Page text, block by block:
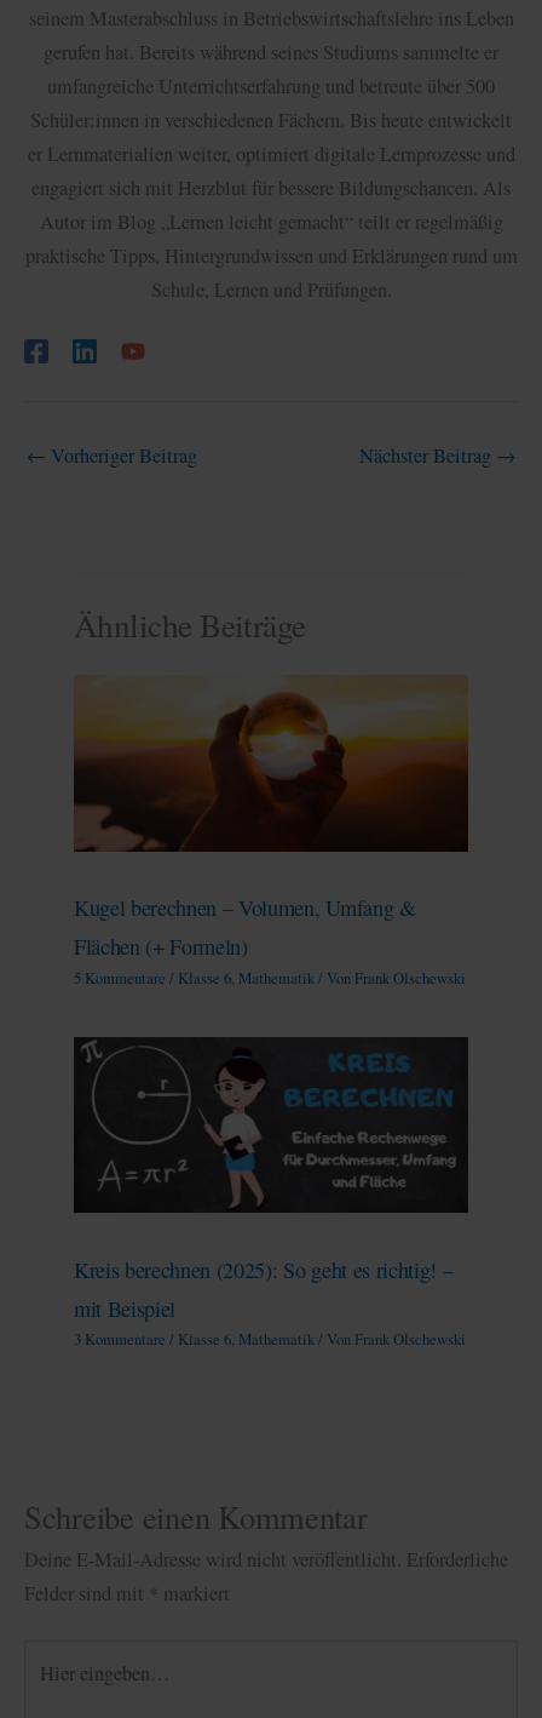
seinem Masterabschluss in Betriebswirtschaftslehre ins Leben
gerufen hat. Bereits während seines Studiums sammelte er
umfangreiche Unterrichtserfahrung und betreute über 500
Schüler:innen in verschiedenen Fächern. Bis heute entwickelt
er Lernmaterialien weiter, optimiert digitale Lernprozesse und
engagiert sich mit Herzblut für bessere Bildungschancen. Als
Autor im Blog „Lernen leicht gemacht“ teilt er regelmäßig
praktische Tipps, Hintergrundwissen und Erklärungen rund um
Schule, Lernen und Prüfungen.
← Vorheriger Beitrag Nächster Beitrag →
Ähnliche Beiträge
Kugel berechnen – Volumen, Umfang &
Flächen (+ Formeln)
5 Kommentare / Klasse 6, Mathematik/ Von Frank Olschewski
Kreis berechnen (2025): So geht es richtig! –
mit Beispiel
3 Kommentare / Klasse 6, Mathematik/ Von Frank Olschewski
Schreibe einen Kommentar
Deine E-Mail-Adresse wird nicht veröffentlicht. Erforderliche
Felder sind mit * markiert
eingeben…